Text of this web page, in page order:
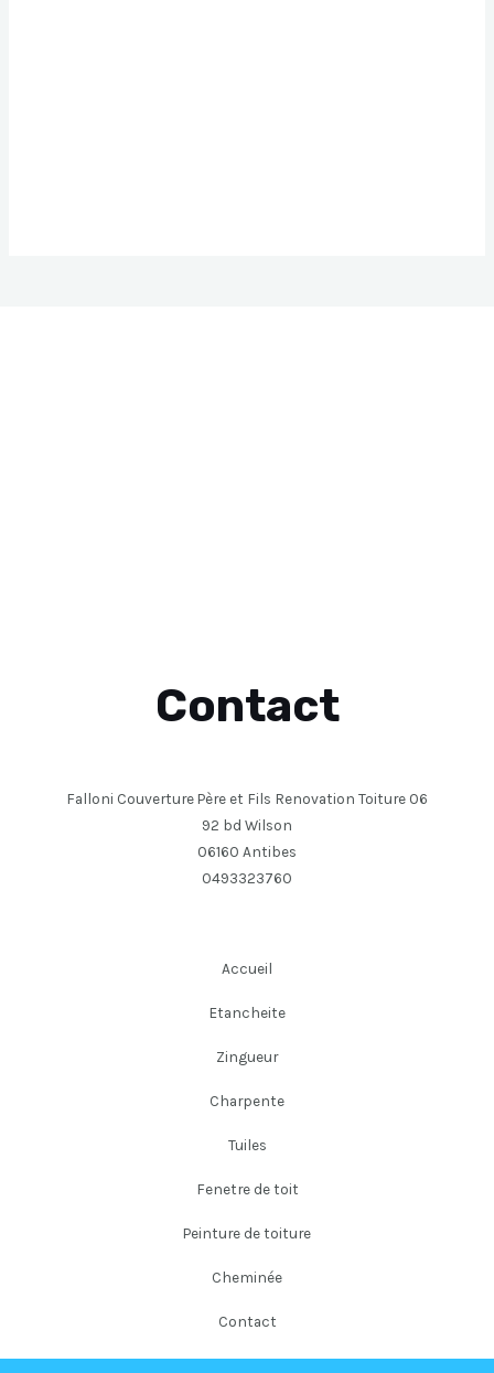
Contact
Falloni Couverture Père et Fils Renovation Toiture 06
92 bd Wilson
06160 Antibes
0493323760
Accueil
Etancheite
Zingueur
Charpente
Tuiles
Fenetre de toit
Peinture de toiture
Cheminée
Contact